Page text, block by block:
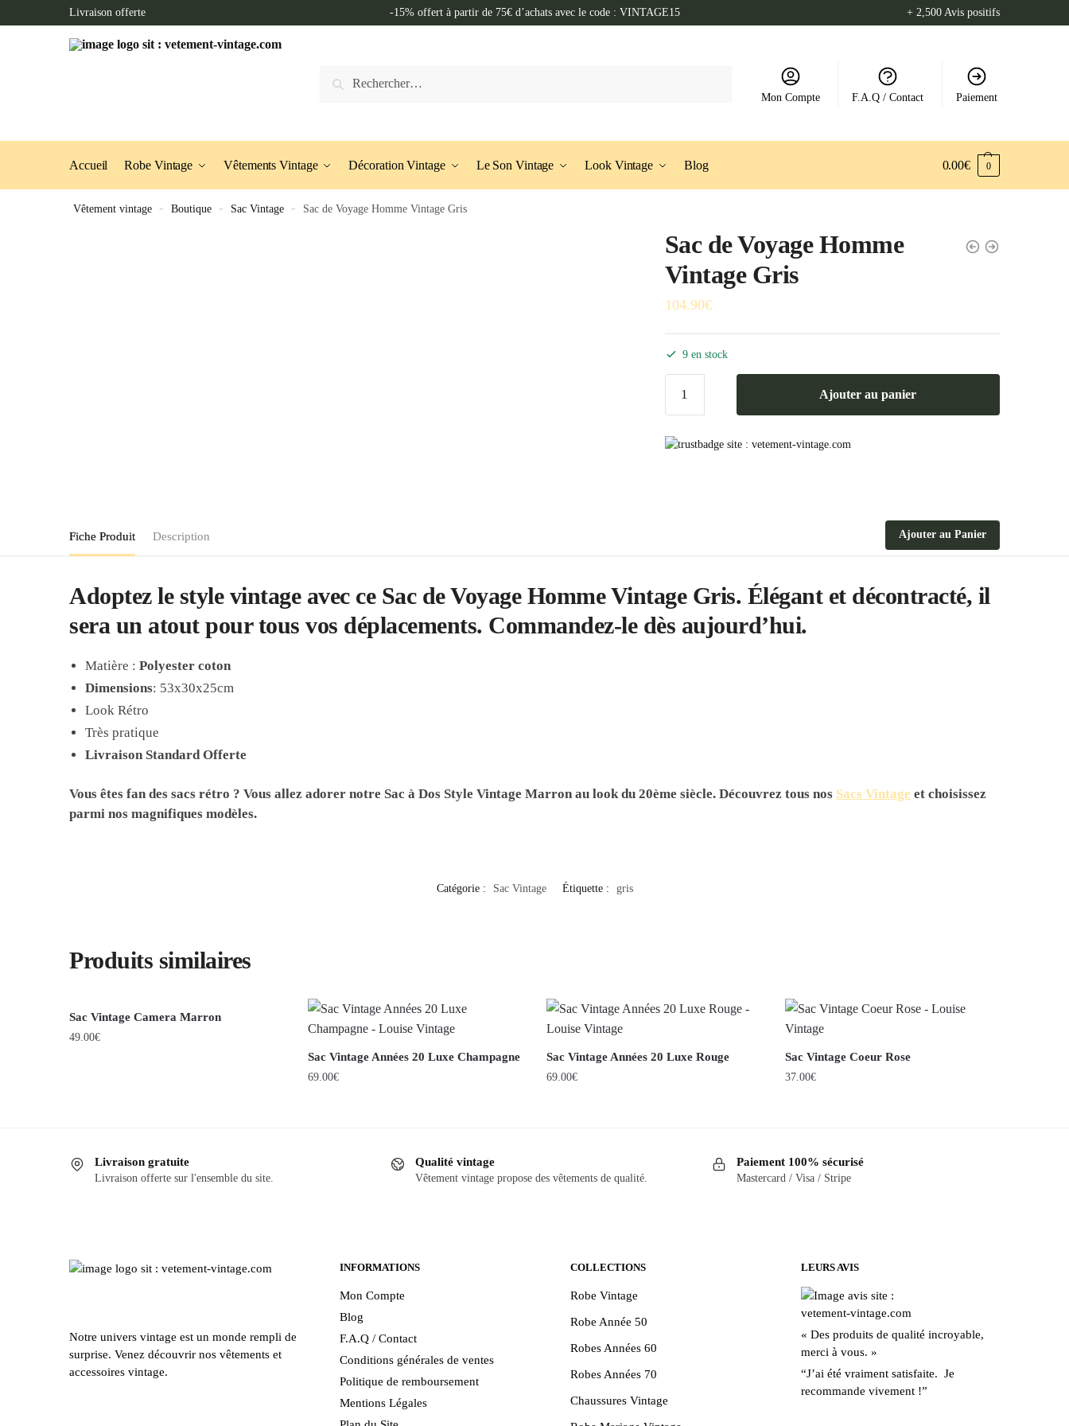
to
to
Livraison offerte -15% offert à partir de 75€ d’achats avec le code : VINTAGE15 + 2,500 Avis positifs
Mon Compte F.A.Q / Contact Paiement
Accueil Robe Vintage Vêtements Vintage Décoration Vintage Le Son Vintage Look Vintage Blog 0.00€ 0
Vêtement vintage » Boutique » Sac Vintage » Sac de Voyage Homme Vintage Gris
Sac de Voyage Homme
Vintage Gris
104.90€
9 en stock
de
Ajouter au panier
Fiche Produit Description Ajouter au Panier
Adoptez le style vintage avec ce Sac de Voyage Homme Vintage Gris. Élégant et décontracté, il
sera un atout pour tous vos déplacements. Commandez-le dès aujourd’hui.
Matière :Polyester coton
Dimensions: 53x30x25cm
Look Rétro
Très pratique
Livraison Standard Offerte
Vous êtes fan des sacs rétro ? Vous allez adorer notre Sac à Dos Style Vintage Marron au look du 20ème siècle. Découvrez tous nos Sacs Vintage et choisissez
parmi nos magnifiques modèles.
Catégorie : Sac Vintage Étiquette : gris
Produits similaires
Sac Vintage Camera Marron
49.00€
Sac Vintage Années 20 Luxe Champagne
69.00€
Sac Vintage Années 20 Luxe Rouge
69.00€
Sac Vintage Coeur Rose
37.00€
Livraison gratuite
Livraison offerte sur l'ensemble du site.
Qualité vintage
Vêtement vintage propose des vêtements de qualité.
Paiement 100% sécurisé
Mastercard / Visa / Stripe
Notre univers vintage est un monde rempli de
surprise. Venez découvrir nos vêtements et
accessoires vintage.
INFORMATIONS
Mon Compte
Blog
F.A.Q / Contact
Conditions générales de ventes
Politique de remboursement
Mentions Légales
COLLECTIONS
Robe Vintage
Robe Année 50
Robes Années 60
Robes Années 70
Chaussures Vintage
LEURS AVIS
« Des produits de qualité incroyable,
merci à vous. »
“J’ai été vraiment satisfaite. Je
recommande vivement !”